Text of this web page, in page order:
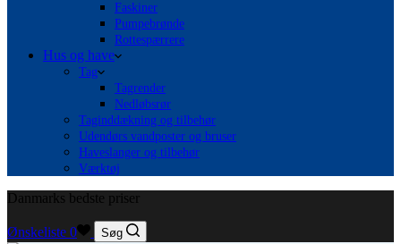
Faskiner
Pumpebrønde
Rottespærrere
Hus og have
Tag
Tagrender
Nedløbsrør
Taginddækning og tilbehør
Udendørs vandposter og bruser
Haveslanger og tilbehør
Værktøj
Danmarks bedste priser
Ønskeliste 0 Søg